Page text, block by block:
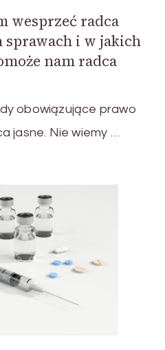
wesprzeć radca
i w jakich
nam radca
obowiązujące prawo
jasne. Nie wiemy …